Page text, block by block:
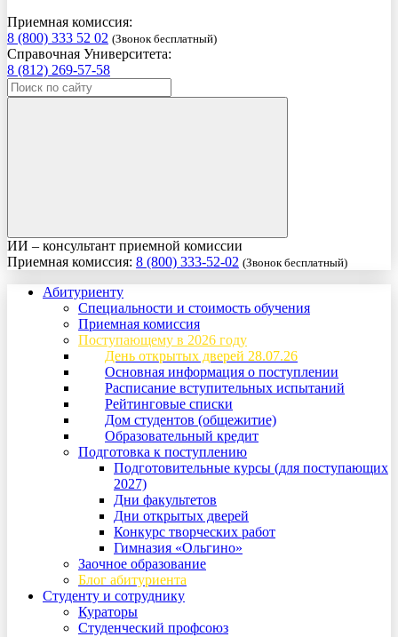
Приемная комиссия:
8 (800) 333 52 02 (Звонок бесплатный)
Справочная Университета:
8 (812) 269-57-58
ИИ – консультант приемной комиссии
Приемная комиссия: 8 (800) 333-52-02 (Звонок бесплатный)
Абитуриенту
Специальности и стоимость обучения
Приемная комиссия
Поступающему в 2026 году
День открытых дверей 28.07.26
Основная информация о поступлении
Расписание вступительных испытаний
Рейтинговые списки
Дом студентов (общежитие)
Образовательный кредит
Подготовка к поступлению
Подготовительные курсы (для поступающих
2027)
Дни факультетов
Дни открытых дверей
Конкурс творческих работ
Гимназия «Ольгино»
Заочное образование
Блог абитуриента
Студенту и сотруднику
Кураторы
Студенческий профсоюз